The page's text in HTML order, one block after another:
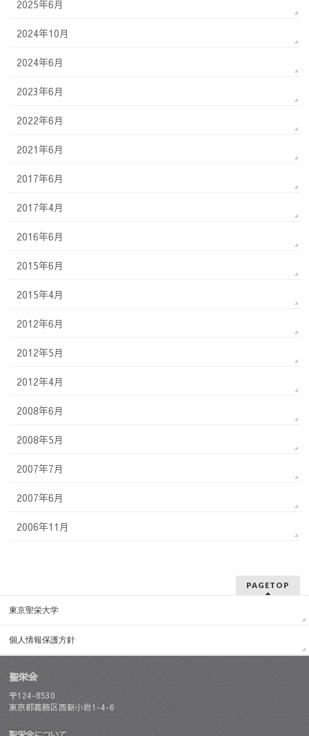
2025年6月
2024年10月
2024年6月
2023年6月
2022年6月
2021年6月
2017年6月
2017年4月
2016年6月
2015年6月
2015年4月
2012年6月
2012年5月
2012年4月
2008年6月
2008年5月
2007年7月
2007年6月
2006年11月
PAGETOP
東京聖栄大学
個人情報保護方針
聖栄会
〒124-8530
東京都葛飾区西新小岩1-4-6
聖栄会について